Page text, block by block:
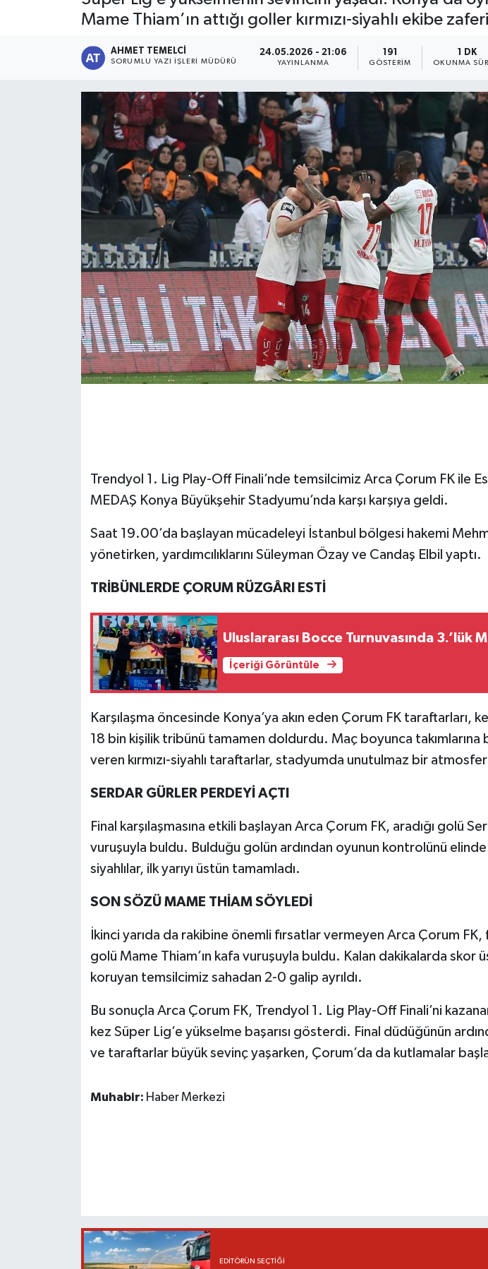
Mame Thiam’ın attığı goller kırmızı-siyahlı ekibe
AHMET TEMELCI
SORUMLU YAZI İŞLERI MÜDÜRÜ
24.05.2026 - 21:06
YAYINLANMA
191
GÖSTERIM
1 DK
OKUNMA
Trendyol 1. Lig Play-Off Finali’nde temsilcimiz Arca Çorum FK ile
MEDAŞ Konya Büyükşehir Stadyumu’nda karşı karşıya geldi.
Saat 19.00’da başlayan mücadeleyi İstanbul bölgesi hakemi
yönetirken, yardımcılıklarını Süleyman Özay ve Candaş Elbil yaptı.
TRİBÜNLERDE ÇORUM RÜZGÂRI ESTİ
Uluslararası Bocce Turnuvasında 3.’lük
İçeriği Görüntüle
Karşılaşma öncesinde Konya’ya akın eden Çorum FK taraftarları,
18 bin kişilik tribünü tamamen doldurdu. Maç boyunca takımlarına
veren kırmızı-siyahlı taraftarlar, stadyumda unutulmaz bir
SERDAR GÜRLER PERDEYİ AÇTI
Final karşılaşmasına etkili başlayan Arca Çorum FK, aradığı golü
vuruşuyla buldu. Bulduğu golün ardından oyunun kontrolünü elinde
siyahlılar, ilk yarıyı üstün tamamladı.
SON SÖZÜ MAME THİAM SÖYLEDİ
İkinci yarıda da rakibine önemli fırsatlar vermeyen Arca Çorum FK,
golü Mame Thiam’ın kafa vuruşuyla buldu. Kalan dakikalarda skor
koruyan temsilcimiz sahadan 2-0 galip ayrıldı.
Bu sonuçla Arca Çorum FK, Trendyol 1. Lig Play-Off Finali’ni
kez Süper Lig’e yükselme başarısı gösterdi. Final düdüğünün
ve taraftarlar büyük sevinç yaşarken, Çorum’da da kutlamalar
Muhabir: Haber Merkezi
EDITÖRÜN SEÇTIĞI